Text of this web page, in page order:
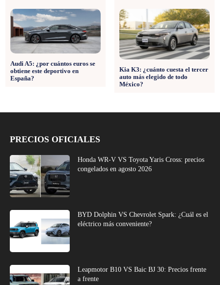
Audi A5: ¿por cuántos euros se
obtiene este deportivo en
España?
Kia K3: ¿cuánto cuesta el tercer
auto más elegido de todo
México?
PRECIOS OFICIALES
Honda WR-V VS Toyota Yaris Cross: precios
congelados en agosto 2026
BYD Dolphin VS Chevrolet Spark: ¿Cuál es el
eléctrico más conveniente?
Leapmotor B10 VS Baic BJ 30: Precios frente
a frente